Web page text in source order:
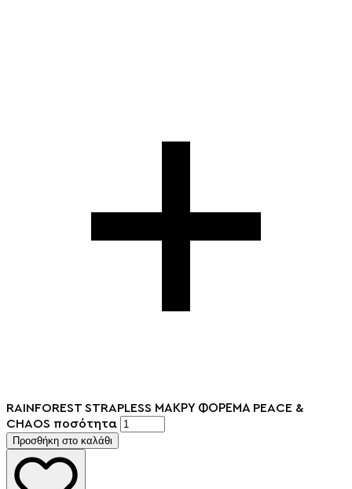
RAINFOREST STRAPLESS ΜΑΚΡΥ ΦΟΡΕΜΑ PEACE &
CHAOS ποσότητα
Προσθήκη στο καλάθι